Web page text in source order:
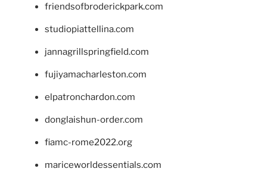
friendsofbroderickpark.com
studiopiattellina.com
jannagrillspringfield.com
fujiyamacharleston.com
elpatronchardon.com
donglaishun-order.com
fiamc-rome2022.org
mariceworldessentials.com